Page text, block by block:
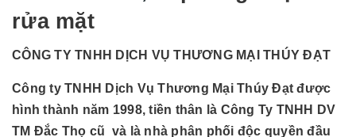
rửa mặt
CÔNG TY TNHH DỊCH VỤ THƯƠNG MẠI THÚY ĐẠT
Công ty TNHH Dịch Vụ Thương Mại Thúy Đạt được
hình thành năm 1998, tiền thân là Công Ty TNHH DV
TM Đắc Thọ cũ và là nhà phân phối độc quyền đầu